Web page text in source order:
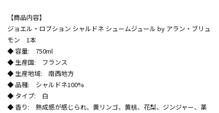
【商品内容】
ジョエル・ロブション シャルドネ シュームジュール by アラン・ブリュ
モン 1本
◆ 容量: 750ml
◆ 生産国: フランス
◆ 生産地域: 南西地方
◆ 品種: シャルドネ100%
◆ タイプ: 白
◆ 香り: 熟成感が感じられ、黄リンゴ、黄桃、花梨、ジンジャー、薬